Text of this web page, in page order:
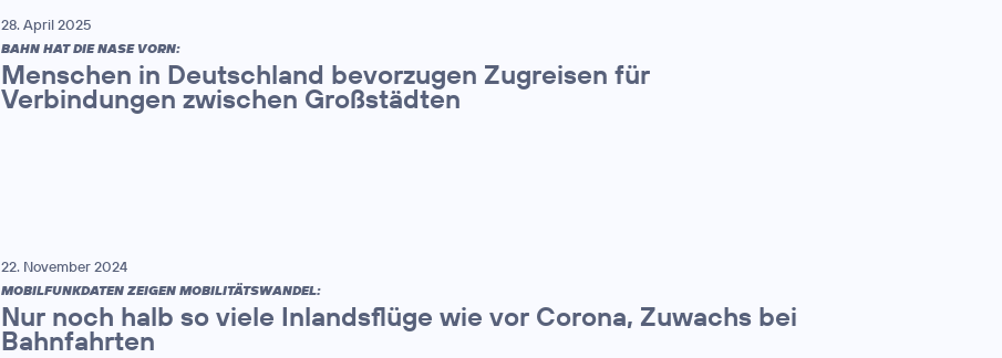
28. April 2025
BAHN HAT DIE NASE VORN:
Menschen in Deutschland bevorzugen Zugreisen für
Verbindungen zwischen Großstädten
22. November 2024
MOBILFUNKDATEN ZEIGEN MOBILITÄTSWANDEL:
Nur noch halb so viele Inlandsflüge wie vor Corona, Zuwachs bei
Bahnfahrten